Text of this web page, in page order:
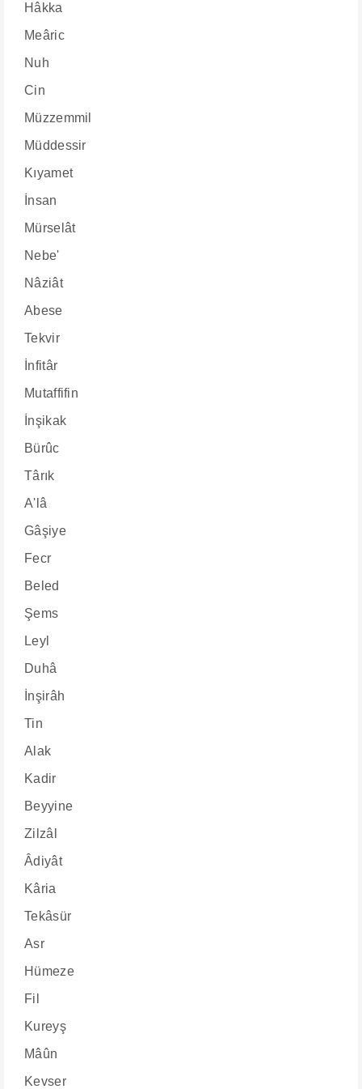
Hâkka
Meâric
Nuh
Cin
Müzzemmil
Müddessir
Kıyamet
İnsan
Mürselât
Nebe'
Nâziât
Abese
Tekvir
İnfitâr
Mutaffifin
İnşikak
Bürûc
Târık
A'lâ
Gâşiye
Fecr
Beled
Şems
Leyl
Duhâ
İnşirâh
Tin
Alak
Kadir
Beyyine
Zilzâl
Âdiyât
Kâria
Tekâsür
Asr
Hümeze
Fil
Kureyş
Mâûn
Kevser